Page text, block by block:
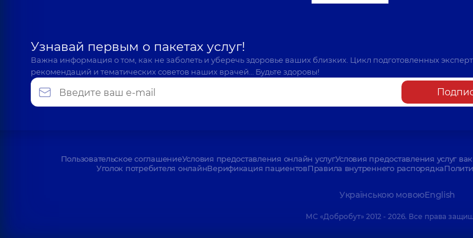
Узнавай первым о пакетах услуг!
Важна информация о том, как не заболеть и уберечь здоровье ваших близких. Цикл подготовленных
рекомендаций и тематических советов наших врачей… Будьте здоровы!
Пользовательское соглашениеУсловия предоставления онлайн услугУсловия предоставления услуг
Уголок потребителя онлайнВерификация пациентовПравила внутреннего распорядка
Українською мовоюEnglish
МС «Добробут» 2012 - 2026. Все права